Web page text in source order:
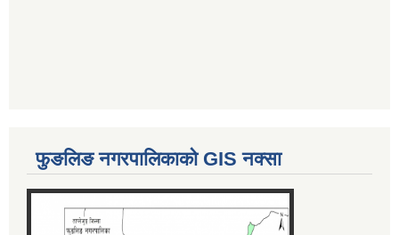
फुङलिङ नगरपालिकाको GIS नक्सा